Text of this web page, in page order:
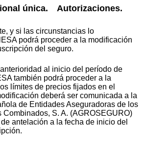
única. Autorizaciones.
y si las circunstancias lo
podrá proceder a la modificación
del seguro.
al inicio del período de
también podrá proceder a la
límites de precios fijados en el
deberá ser comunicada a la
de Entidades Aseguradoras de los
Combinados, S. A. (AGROSEGURO)
antelación a la fecha de inicio del